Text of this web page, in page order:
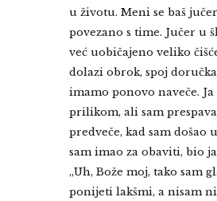
u životu. Meni se baš
povezano s time. Jučer u
već uobičajeno veliko
dolazi obrok, spoj
imamo ponovo naveče.
prilikom, ali sam
predveče, kad sam došao
sam imao za obaviti, bio
„Uh, Bože moj, tako sam
ponijeti lakšmi, a nisam